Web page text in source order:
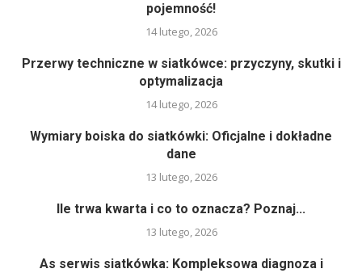
pojemność!
14 lutego, 2026
Przerwy techniczne w siatkówce: przyczyny, skutki i
optymalizacja
14 lutego, 2026
Wymiary boiska do siatkówki: Oficjalne i dokładne
dane
13 lutego, 2026
Ile trwa kwarta i co to oznacza? Poznaj...
13 lutego, 2026
As serwis siatkówka: Kompleksowa diagnoza i